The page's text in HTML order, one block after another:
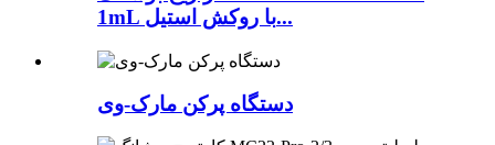
1mL با روکش استیل...
دستگاه پرکن مارک-وی